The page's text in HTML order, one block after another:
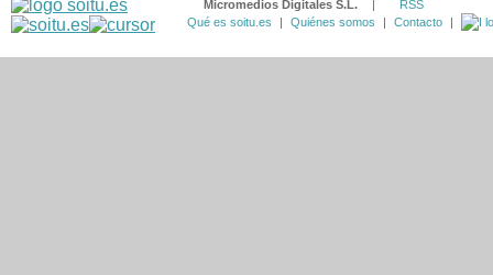
Micromedios Digitales S.L. |
RSS
Qué es soitu.es
| Quiénes somos | Contacto |